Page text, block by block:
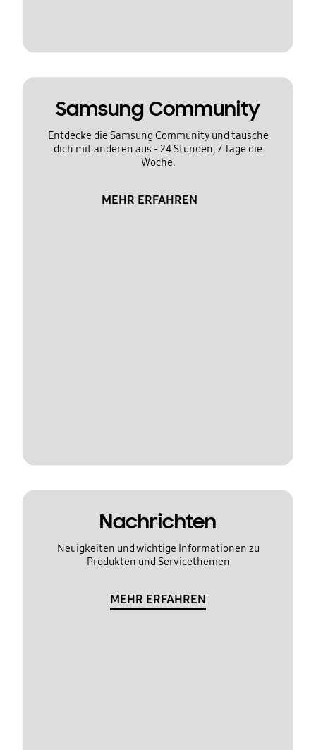
Samsung Community
Entdecke die Samsung Community und tausche
dich mit anderen aus - 24 Stunden, 7 Tage die
Woche.
MEHR ERFAHREN
Nachrichten
Neuigkeiten und wichtige Informationen zu
Produkten und Servicethemen
MEHR ERFAHREN